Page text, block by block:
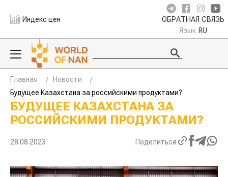
Индекс цен ОБРАТНАЯ СВЯЗЬ
Язык RU
Главная
Новости
Будущее Казахстана за российскими продуктами?
БУДУЩЕЕ КАЗАХСТАНА ЗА
РОССИЙСКИМИ ПРОДУКТАМИ?
28.08.2023 Поделиться